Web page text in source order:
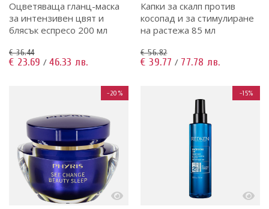
Оцветяваща гланц-маска
за интензивен цвят и
блясък еспресо 200 мл
€ 36.44
€ 23.69 / 46.33 лв.
Капки за скалп против
косопад и за стимулиране
на растежа 85 мл
€ 56.82
€ 39.77 / 77.78 лв.
-20% -15%